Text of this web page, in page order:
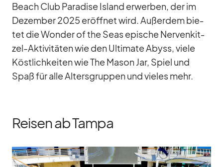
Beach Club Pa­ra­dise Is­land er­wer­ben, der im
De­zem­ber 2025 er­öff­net wird. Au­ßer­dem bie­
tet die Won­der of the Seas epi­sche Ner­ven­kit­
zel-Ak­ti­vi­tä­ten wie den Ul­ti­mate Abyss, viele
Köst­lich­kei­ten wie The Ma­son Jar, Spiel und
Spaß für alle Al­ters­grup­pen und vie­les mehr.
Reisen ab Tampa